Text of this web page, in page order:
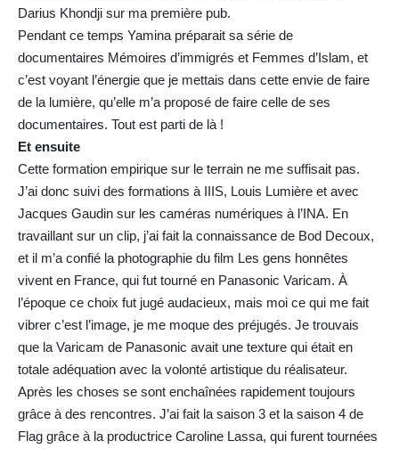
Darius Khondji sur ma première pub.
Pendant ce temps Yamina préparait sa série de
documentaires Mémoires d’immigrés et Femmes d’Islam, et
c’est voyant l’énergie que je mettais dans cette envie de faire
de la lumière, qu’elle m’a proposé de faire celle de ses
documentaires. Tout est parti de là !
Et ensuite
Cette formation empirique sur le terrain ne me suffisait pas.
J’ai donc suivi des formations à IIIS, Louis Lumière et avec
Jacques Gaudin sur les caméras numériques à l’INA. En
travaillant sur un clip, j’ai fait la connaissance de Bod Decoux,
et il m’a confié la photographie du film Les gens honnêtes
vivent en France, qui fut tourné en Panasonic Varicam. À
l’époque ce choix fut jugé audacieux, mais moi ce qui me fait
vibrer c’est l’image, je me moque des préjugés. Je trouvais
que la Varicam de Panasonic avait une texture qui était en
totale adéquation avec la volonté artistique du réalisateur.
Après les choses se sont enchaînées rapidement toujours
grâce à des rencontres. J’ai fait la saison 3 et la saison 4 de
Flag grâce à la productrice Caroline Lassa, qui furent tournées